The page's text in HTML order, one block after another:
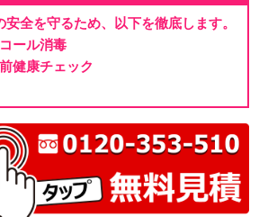
全を守るため、以下を徹底します。
ール消毒
健康チェック